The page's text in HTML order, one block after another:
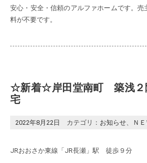
安心・安全・信頼のアルファホームです。売
料が不要です。
☆新着☆岸田堂南町 築浅
宅
2022年8月22日 カテゴリ： お知らせ、 Ｎ
JRおおさか東線「JR長瀬」駅 徒歩９分